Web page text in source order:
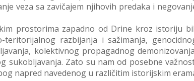
veza sa zavičajem njihovih predaka i
prostorima zapadno od Drine kroz istoriju
razbijanja i sažimanja,
kolektivnog propagadnog
sukobljavanja. Zato su nam od posebne
napred navedenog u različitim istorijskim